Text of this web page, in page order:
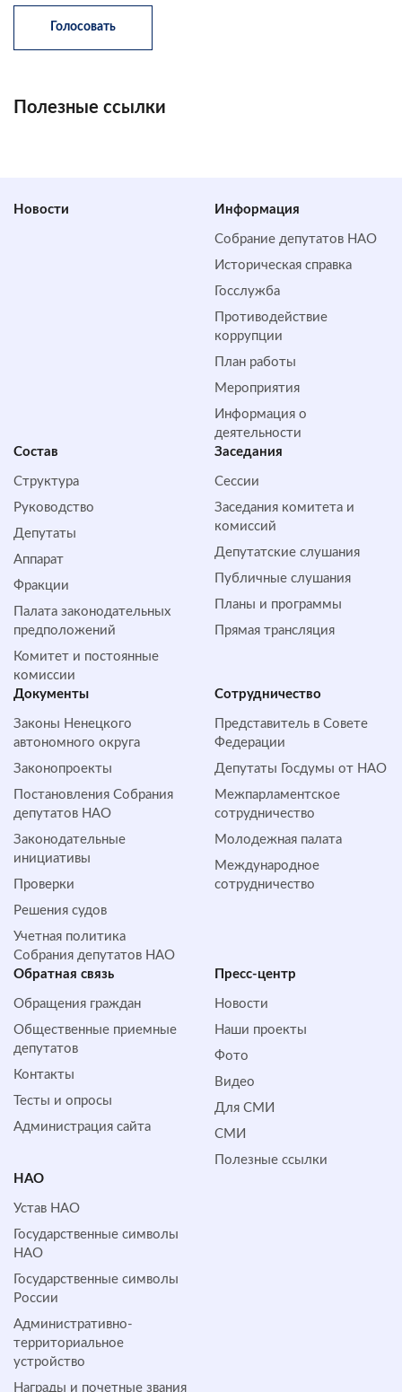
Полезные ссылки
Новости Информация
Собрание депутатов НАО
Историческая справка
Госслужба
Противодействие
коррупции
План работы
Мероприятия
Информация о
деятельности
Состав
Структура
Руководство
Депутаты
Аппарат
Фракции
Палата законодательных
предположений
Комитет и постоянные
комиссии
Заседания
Сессии
Заседания комитета и
комиссий
Депутатские слушания
Публичные слушания
Планы и программы
Прямая трансляция
Документы
Законы Ненецкого
автономного округа
Законопроекты
Постановления Собрания
депутатов НАО
Законодательные
инициативы
Проверки
Решения судов
Учетная политика
Собрания депутатов НАО
Сотрудничество
Представитель в Совете
Федерации
Депутаты Госдумы от НАО
Межпарламентское
сотрудничество
Молодежная палата
Международное
сотрудничество
Обратная cвязь
Обращения граждан
Общественные приемные
депутатов
Контакты
Тесты и опросы
Администрация сайта
Пресс-центр
Новости
Наши проекты
Фото
Видео
Для СМИ
СМИ
Полезные ссылки
НАО
Устав НАО
Государственные символы
НАО
Государственные символы
России
Административно-
территориальное
устройство
Награды и почетные звания